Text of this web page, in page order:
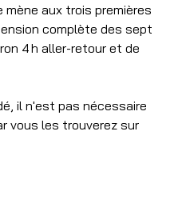
aux trois premières
complète des sept
4 h aller-retour et de
il n'est pas nécessaire
vous les trouverez sur